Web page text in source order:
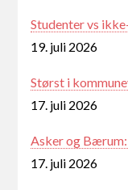
Studenter vs
19. juli 2026
Størst i
17. juli 2026
Asker og
17. juli 2026